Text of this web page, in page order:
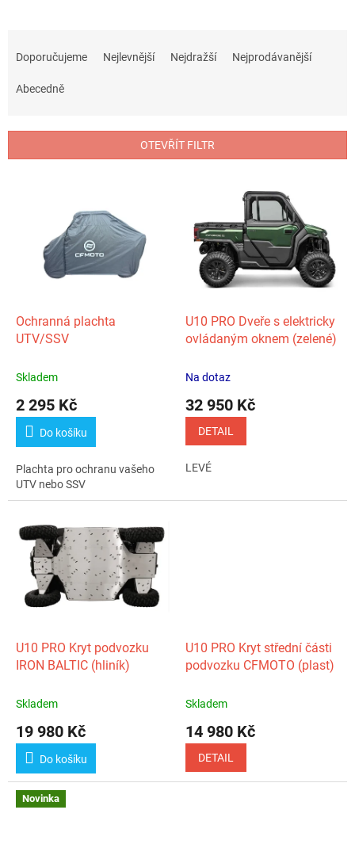
r
Doporučujeme Nejlevnější Nejdražší Nejprodávanější
Abecedně
OTEVŘÍT FILTR
Ochranná plachta
UTV/SSV
Skladem
2 295 Kč
Do košíku
Plachta pro ochranu vašeho
UTV nebo SSV
U10 PRO Dveře s elektricky
ovládaným oknem (zelené)
Na dotaz
32 950 Kč
DETAIL
LEVÉ
U10 PRO Kryt podvozku
IRON BALTIC (hliník)
Skladem
19 980 Kč
Do košíku
U10 PRO Kryt střední části
podvozku CFMOTO (plast)
Skladem
14 980 Kč
DETAIL
Novinka